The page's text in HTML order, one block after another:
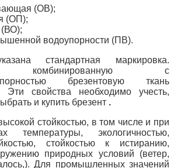
(ОВ);
(ОП);
(ВО);
водоупорности (ПВ).
стандартная маркировка.
комбинированную с
брезентовую ткань
Эти свойства необходимо учесть,
и купить брезент .
стойкостью, в том числе и при
температуры, экологичностью,
стойкостью к истиранию,
природных условий (ветер,
Для промышленных значений